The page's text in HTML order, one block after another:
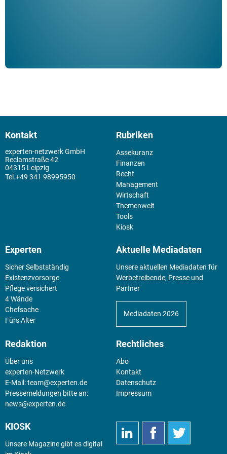
Kontakt
experten-netzwerk GmbH
Reclamstraße 42
04315 Leipzig
+49 341 98995950
Rubriken
Assekuranz
Finanzen
Recht
Management
Wirtschaft
Themenwelt
Tools
Kiosk
Experten
Sicher Selbstständig
Existenz­vorsorge
Pflege versichert
4 Wände
Chefsache
Fürs Alter
Aktuelle Mediadaten
Unsere aktuellen Mediadaten für
Werbetreibende, Presse und
Partner
Mediadaten 2026
Redaktion
Über uns
experten-Netzwerk
E-Mail:team@experten.de
Pressemeldungen bitte an:
news@experten.de
Rechtliches
Abo
Kontakt
Datenschutz
Impressum
KIOSK
Unsere Magazine gibt es digital